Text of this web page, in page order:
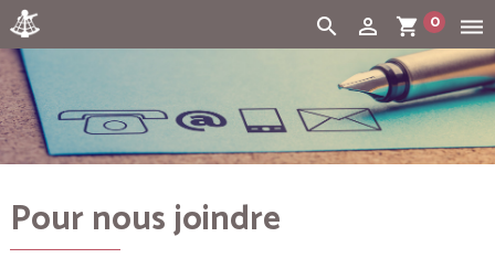
dehaze
shopping_cart 0
person_outline
search
Cart:
Pour nous joindre